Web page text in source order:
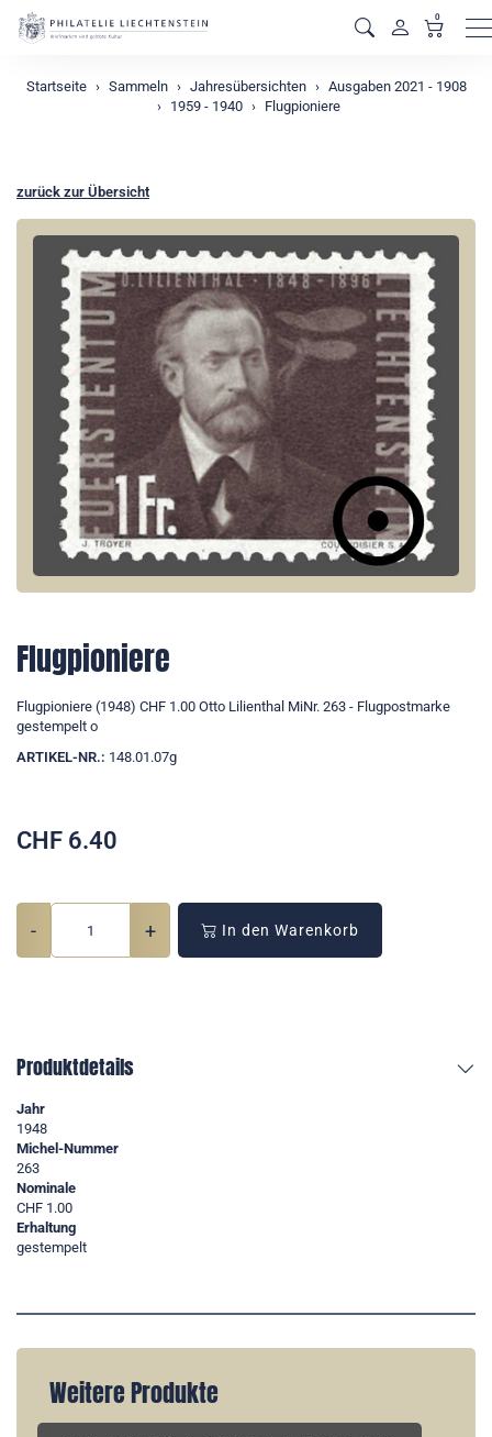
0
Startseite Sammeln Jahresübersichten
Ausgaben 2021 - 1908
1959 - 1940
Flugpioniere
zurück zur Übersicht
Flugpioniere
Flugpioniere (1948) CHF 1.00 Otto Lilienthal MiNr. 263 - Flugpostmarke
gestempelt o
ARTIKEL-NR.: 148.01.07g
CHF 6.40
- + In den Warenkorb
Produktdetails
Jahr
1948
Michel-Nummer
263
Nominale
CHF 1.00
Erhaltung
gestempelt
Weitere Produkte